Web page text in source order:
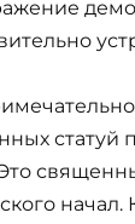
статуй
начал.